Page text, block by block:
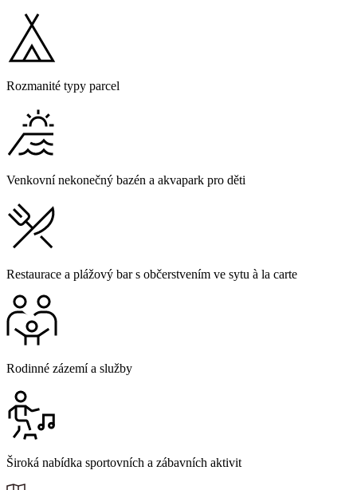
Rozmanité typy parcel
Venkovní nekonečný bazén a akvapark pro děti
Restaurace a plážový bar s občerstvením ve sytu à la carte
Rodinné zázemí a služby
Široká nabídka sportovních a zábavních aktivit